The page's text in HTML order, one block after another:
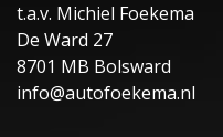
t.a.v. Michiel Foekema
De Ward 27
8701 MB Bolsward
info@autofoekema.nl